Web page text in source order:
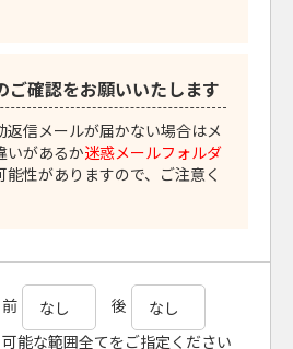
ご確認をお願いいたします
返信メールが届かない場合はメ
いがあるか迷惑メールフォルダ
能性がありますので、ご注意く
前
後
可能な範囲全てをご指定ください